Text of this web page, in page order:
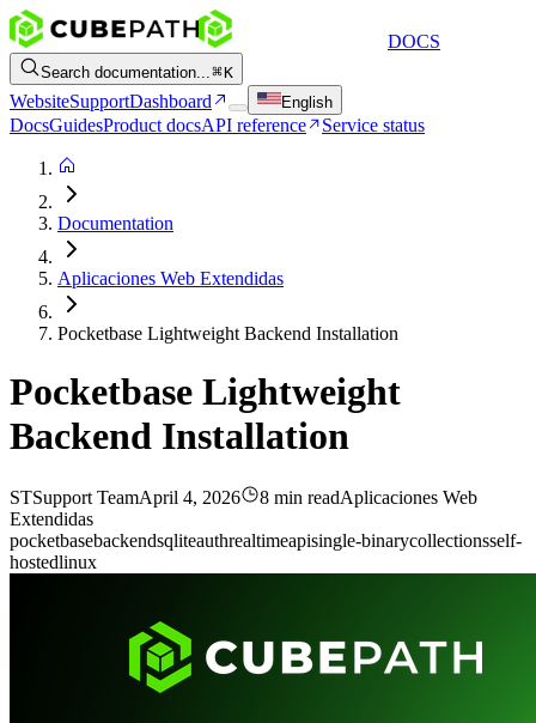
DOCS
Search documentation... K
WebsiteSupportDashboard English
DocsGuidesProduct docsAPI reference Service status
Documentation
Aplicaciones Web Extendidas
Pocketbase Lightweight Backend Installation
Pocketbase Lightweight
Backend Installation
STSupport TeamApril 4, 2026 8 min readAplicaciones Web
Extendidas
pocketbasebackendsqliteauthrealtimeapisingle-binarycollectionsself-
hostedlinux